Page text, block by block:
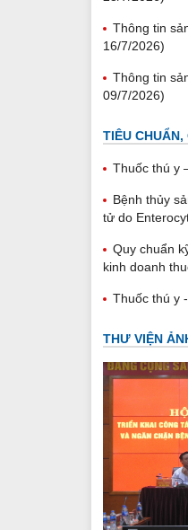
Thông tin
16/7/2026)
Thông tin
09/7/2026)
TIÊU CHUẨN,
Thuốc thú y
Bệnh thủy
tử do
Quy chuẩn
kinh doanh
Thuốc thú y
THƯ VIỆN